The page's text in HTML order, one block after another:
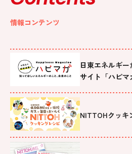
情報コンテンツ
日東エネルギ
サイト「ハピマ
NITTOHクッキ